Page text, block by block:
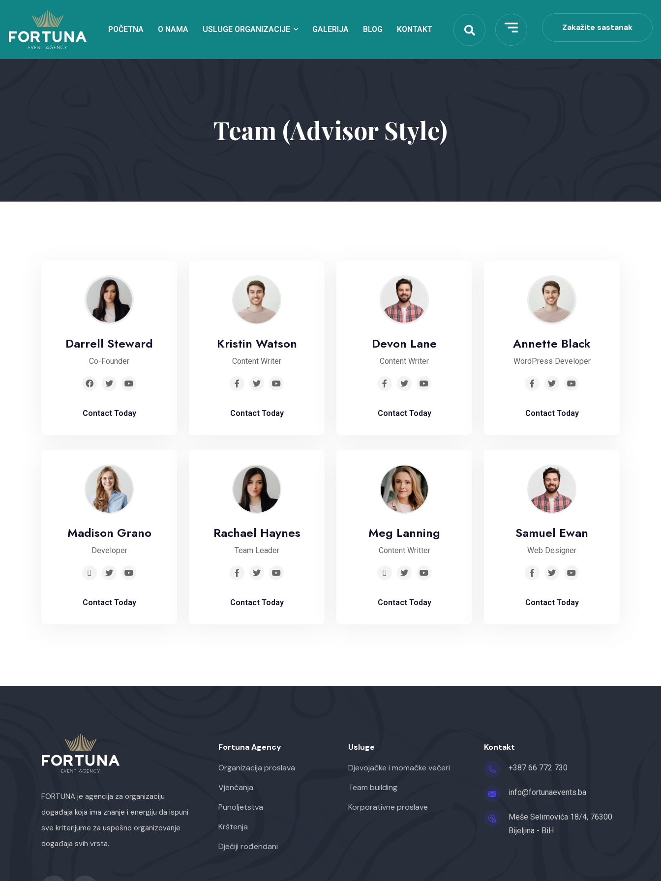
POČETNA O NAMA USLUGE ORGANIZACIJE GALERIJA BLOG KONTAKT
Zakažite sastanak
Zakažite sastanak
Team (Advisor Style)
Darrell Steward
Co-Founder
Contact Today
Kristin Watson
Content Writer
Contact Today
Devon Lane
Content Writer
Contact Today
Annette Black
WordPress Developer
Contact Today
Madison Grano
Developer
Contact Today
Rachael Haynes
Team Leader
Contact Today
Meg Lanning
Content Writter
Contact Today
Samuel Ewan
Web Designer
Contact Today
FORTUNA je agencija za organizaciju
događaja koja ima znanje i energiju da ispuni
sve kriterijume za uspešno organizovanje
događaja svih vrsta.
Fortuna Agency
Organizacija proslava
Vjenčanja
Punoljetstva
Krštenja
Dječiji rođendani
Usluge
Djevojačke i momačke večeri
Team building
Korporativne proslave
Kontakt
+387 66 772 730
info@fortunaevents.ba
Meše Selimovića 18/4, 76300
Bijeljina - BiH